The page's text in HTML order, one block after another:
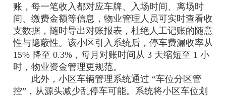
账，每一笔收入都对应车牌、入场时间、离场时
间、缴费金额等信息，物业管理人员可实时查看收
支数据，随时导出对账报表，杜绝人工记账的随意
性与隐蔽性。该小区引入系统后，停车费漏收率从
15% 降至 0.3%，每月对账时间从 3 天缩短至 1 小
时，物业资金管理更规范。
此外，小区车辆管理系统通过 “车位分区管
控”，从源头减少乱停车可能。系统将小区车位划